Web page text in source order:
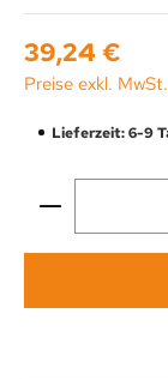
Regulärer Preis:
39,24 €
Preise exkl.
Lieferzeit: 6-9
Produkt